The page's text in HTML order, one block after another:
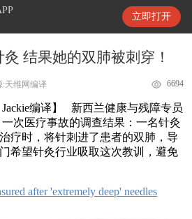
立即打开
天维新闻
结果她的双肺被刺穿！
:天维网编译 6694
Jackie编译】 新西兰健康与残障专员
次医疗事故的调查结果：一名针灸
疗时，将针刺进了患者的双肺，导
希望针灸行业吸取这次教训，避免
after 'extremely deep' needles